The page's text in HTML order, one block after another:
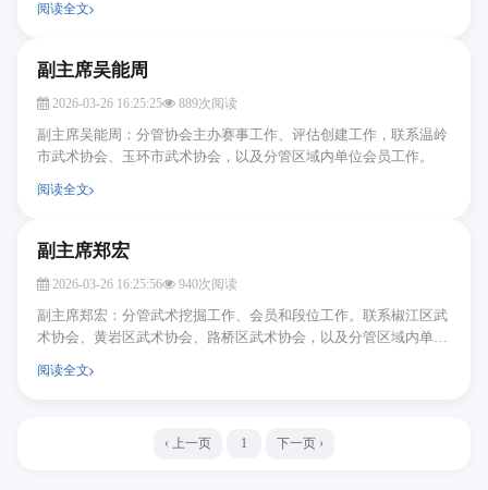
阅读全文
副主席吴能周
2026-03-26 16:25:25 889次阅读
副主席吴能周：分管协会主办赛事工作、评估创建工作，联系温岭
市武术协会、玉环市武术协会，以及分管区域内单位会员工作。
阅读全文
副主席郑宏
2026-03-26 16:25:56 940次阅读
副主席郑宏：分管武术挖掘工作、会员和段位工作。联系椒江区武
术协会、黄岩区武术协会、路桥区武术协会，以及分管区域内单位
阅读全文
‹ 上一页 1 下一页 ›